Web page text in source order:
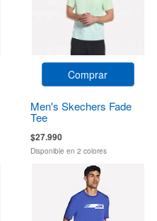
Comprar
Men's Skechers Fade
Tee
$27.990
Disponible en 2 colores